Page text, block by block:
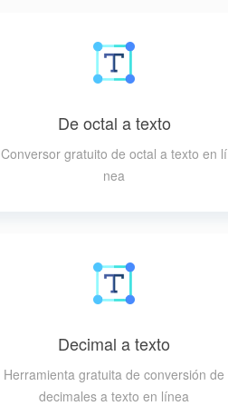
De octal a texto
Conversor gratuito de octal a texto en lí
nea
Decimal a texto
Herramienta gratuita de conversión de
decimales a texto en línea